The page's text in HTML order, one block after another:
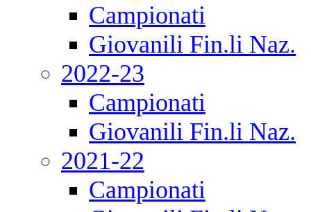
Campionati
Giovanili Fin.li Naz.
2022-23
Campionati
Giovanili Fin.li Naz.
2021-22
Campionati